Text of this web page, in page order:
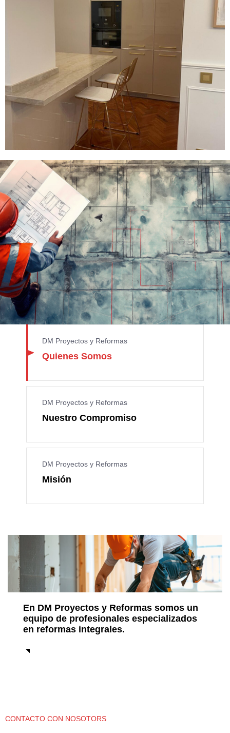
DM Proyectos y Reformas
Quienes Somos
DM Proyectos y Reformas
Nuestro Compromiso
DM Proyectos y Reformas
Misión
En DM Proyectos y Reformas somos un
equipo de profesionales especializados
en reformas integrales.
CONTACTO CON NOSOTORS